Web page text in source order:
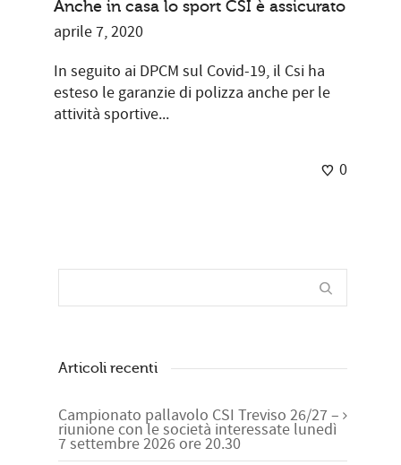
Anche in casa lo sport CSI è assicurato
aprile 7, 2020
In seguito ai DPCM sul Covid-19, il Csi ha
esteso le garanzie di polizza anche per le
attività sportive...
0
Articoli recenti
Campionato pallavolo CSI Treviso 26/27 –
riunione con le società interessate lunedì
7 settembre 2026 ore 20.30